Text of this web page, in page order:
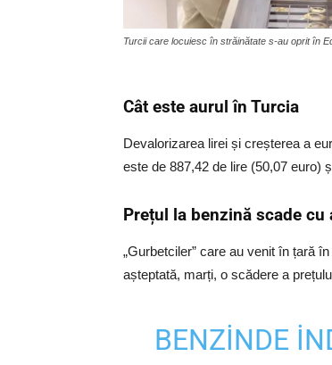
Turcii care locuiesc în străinătate s-au oprit în
Cât este aurul în Turcia
Devalorizarea lirei și creșterea a
este de 887,42 de lire (50,07 euro)
Prețul la benzină scade cu
„Gurbetciler” care au venit în țară
așteptată, marți, o scădere a
BENZINDE